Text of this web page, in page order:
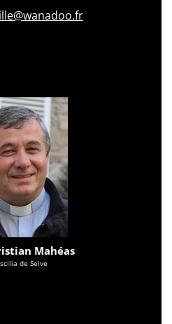
Mahéas
de Selve